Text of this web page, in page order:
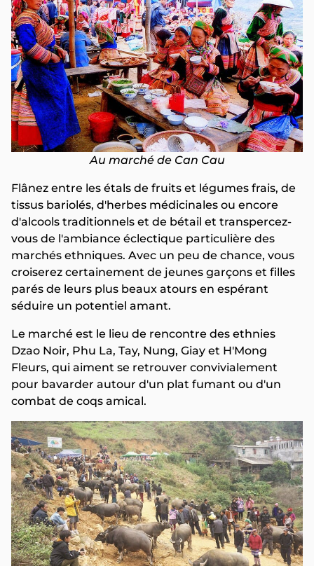
Au marché de Can Cau
Flânez entre les étals de fruits et légumes frais, de
tissus bariolés, d'herbes médicinales ou encore
d'alcools traditionnels et de bétail et transpercez-
vous de l'ambiance éclectique particulière des
marchés ethniques. Avec un peu de chance, vous
croiserez certainement de jeunes garçons et filles
parés de leurs plus beaux atours en espérant
séduire un potentiel amant.
Le marché est le lieu de rencontre des ethnies
Dzao Noir, Phu La, Tay, Nung, Giay et H'Mong
Fleurs, qui aiment se retrouver convivialement
pour bavarder autour d'un plat fumant ou d'un
combat de coqs amical.